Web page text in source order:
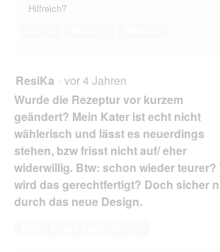
Hilfreich?
ResiKa · vor 4 Jahren
Wurde die Rezeptur vor kurzem
geändert? Mein Kater ist echt nicht
wählerisch und lässt es neuerdings
stehen, bzw frisst nicht auf/ eher
widerwillig. Btw: schon wieder teurer?
wird das gerechtfertigt? Doch sicher
durch das neue Design.